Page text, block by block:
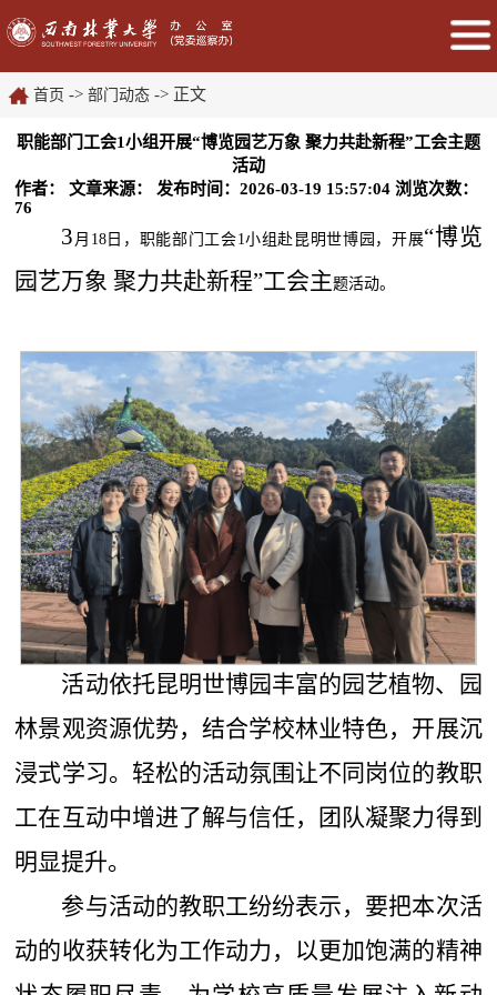
首页 -> 部门动态 -> 正文
职能部门工会1小组开展“博览园艺万象 聚力共赴新程”工会主题
活动
作者：
文章来源： 发布时间：2026-03-19 15:57:04 浏览次数：
76
3 月 18日，职能部门工会1小组赴昆明世博园，开展“博览
园艺万象 聚力共赴新程”工会主题活动。
活动依托昆明世博园丰富的园艺植物、园
林景观资源优势，结合学校林业特色，开展沉
浸式学习。轻松的活动氛围让不同岗位的教职
工在互动中增进了解与信任，团队凝聚力得到
明显提升。
参与活动的教职工纷纷表示， 要把本次活
动的收获转化为工作动力，以更加饱满的精神